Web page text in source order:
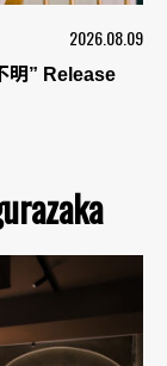
2026.08.09
明” Release